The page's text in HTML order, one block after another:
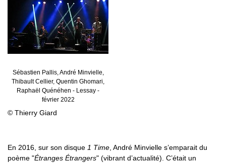
Sébastien Pallis, André Minvielle,
Thibault Cellier, Quentin Ghomari,
Raphaël Quénéhen - Lessay -
février 2022
© Thierry Giard
En 2016, sur son disque 1 Time , André Minvielle s’emparait du
poème "Étranges Étrangers" (vibrant d’actualité). C’était un